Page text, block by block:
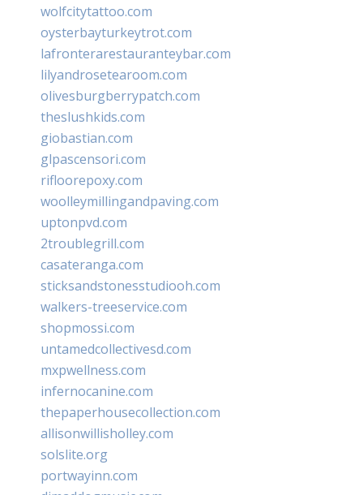
wolfcitytattoo.com
oysterbayturkeytrot.com
lafronterarestauranteybar.com
lilyandrosetearoom.com
olivesburgberrypatch.com
theslushkids.com
giobastian.com
glpascensori.com
rifloorepoxy.com
woolleymillingandpaving.com
uptonpvd.com
2troublegrill.com
casateranga.com
sticksandstonesstudiooh.com
walkers-treeservice.com
shopmossi.com
untamedcollectivesd.com
mxpwellness.com
infernocanine.com
thepaperhousecollection.com
allisonwillisholley.com
solslite.org
portwayinn.com